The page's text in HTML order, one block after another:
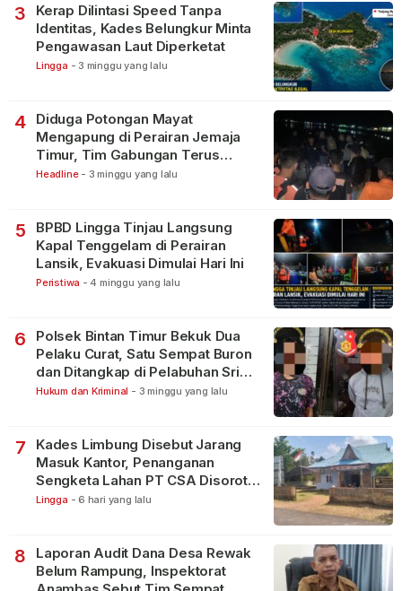
3
Kerap Dilintasi Speed Tanpa
Identitas, Kades Belungkur Minta
Pengawasan Laut Diperketat
Lingga - 3 minggu yang lalu
4
Diduga Potongan Mayat
Mengapung di Perairan Jemaja
Timur, Tim Gabungan Terus
Lakukan Pencarian
Headline - 3 minggu yang lalu
5
BPBD Lingga Tinjau Langsung
Kapal Tenggelam di Perairan
Lansik, Evakuasi Dimulai Hari Ini
Peristiwa - 4 minggu yang lalu
6
Polsek Bintan Timur Bekuk Dua
Pelaku Curat, Satu Sempat Buron
dan Ditangkap di Pelabuhan Sri
Bintan Pura
Hukum dan Kriminal - 3 minggu yang lalu
7
Kades Limbung Disebut Jarang
Masuk Kantor, Penanganan
Sengketa Lahan PT CSA Disorot
Warga
Lingga - 6 hari yang lalu
8
Laporan Audit Dana Desa Rewak
Belum Rampung, Inspektorat